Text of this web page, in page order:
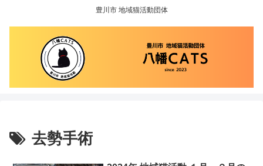
豊川市 地域猫活動団体
去勢手術